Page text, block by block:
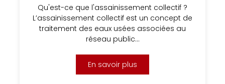
Qu'est-ce que l'assainissement collectif ?
L’assainissement collectif est un concept de
traitement des eaux usées associées au
réseau public…
En savoir plus